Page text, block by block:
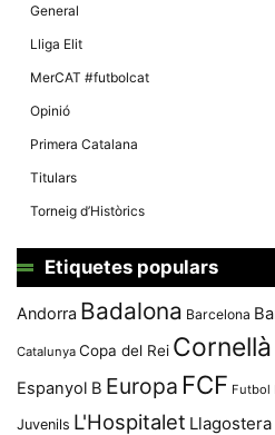
General
Lliga Elit
MerCAT #futbolcat
Opinió
Primera Catalana
Titulars
Torneig d’Històrics
Etiquetes populars
Andorra Badalona Barcelona
Catalunya Copa del Rei Cornellà
Espanyol B Europa FCF Futbol
Juvenils L'Hospitalet Llagostera